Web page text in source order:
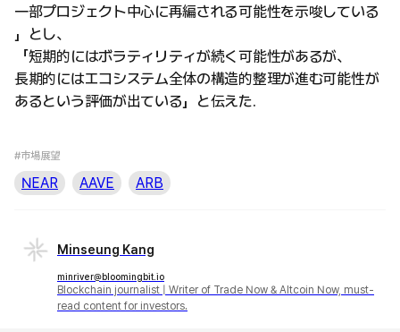
一部プロジェクト中心に再編される可能性を示唆している
」とし、
「短期的にはボラティリティが続く可能性があるが、
長期的にはエコシステム全体の構造的整理が進む可能性が
あるという評価が出ている」と伝えた.
#市場展望
NEAR AAVE ARB
Minseung Kang
minriver@bloomingbit.io
Blockchain journalist | Writer of Trade Now & Altcoin Now, must-
read content for investors.